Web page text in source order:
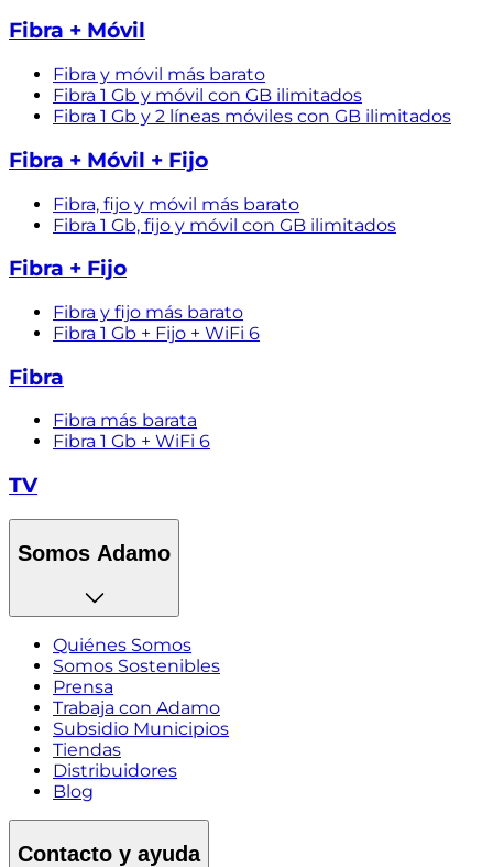
Fibra + Móvil
Fibra y móvil más barato
Fibra 1 Gb y móvil con GB ilimitados
Fibra 1 Gb y 2 líneas móviles con GB ilimitados
Fibra + Móvil + Fijo
Fibra, fijo y móvil más barato
Fibra 1 Gb, fijo y móvil con GB ilimitados
Fibra + Fijo
Fibra y fijo más barato
Fibra 1 Gb + Fijo + WiFi 6
Fibra
Fibra más barata
Fibra 1 Gb + WiFi 6
TV
Somos Adamo
Quiénes Somos
Somos Sostenibles
Prensa
Trabaja con Adamo
Subsidio Municipios
Tiendas
Distribuidores
Blog
Contacto y ayuda